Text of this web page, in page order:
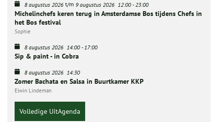
8 augustus 2026 t/m 9 augustus 2026 12:00-23:00
Michelinchefs keren terug in Amsterdamse Bos tijdens Chefs in
het Bos festival
Sophie
8 augustus 2026 14:00-17:00
Sip & paint - in Cobra
8 augustus 2026 14:30
Zomer Bachata en Salsa in Buurtkamer KKP
Elwin Lindeman
Volledige UitAgenda